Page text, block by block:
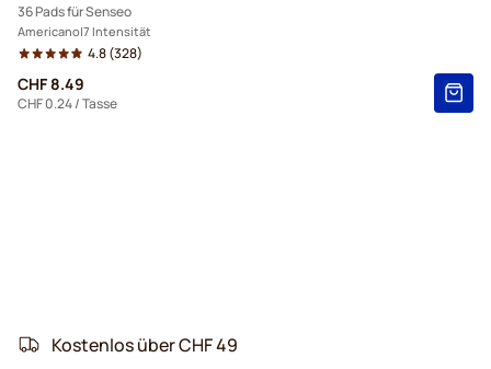
36 Pads für Senseo
Americano 7 Intensität
4.8(328)
CHF 8.49
CHF 0.24/ Tasse
Kostenlos über CHF 49